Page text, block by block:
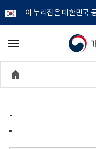
이 누리집은 대한민국
개
정
보
메
기
-